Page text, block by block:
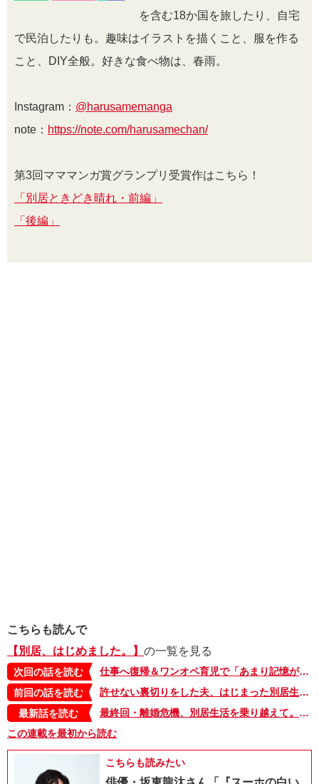
を含む18か国を旅したり、自宅
で民泊したりも。趣味はイラストを描くこと、服を作る
こと、DIY全般。好きな食べ物は、春雨。
Instagram： @harusamemanga
note： https://note.com/harusamechan/
第3回マママンガ賞グランプリ受賞作はこちら！
「別居ときどき晴れ・前編」
「後編」
こちらも読んで
【別居、はじめました。】 の一覧を見る
次回の話を読む
仕事へ復帰＆ワンオペ育児で「あまり記憶がない」嵐のような日々。夫がやってた家事はどうする？ 子どものお迎えは？【別居、はじめました。・６】
前回の話を読む
許せない裏切りをした夫、はじまった別居生活。離れてみて考えるのは、「どうしてこうなってしまったの？」【別居、はじめました。・４】
最新話を読む
最終回・離婚危機、別居生活を乗り越えて。もういちど一つになった家族【別居、はじめました。・35】
この連載を最初から読む
こちらも読みたい